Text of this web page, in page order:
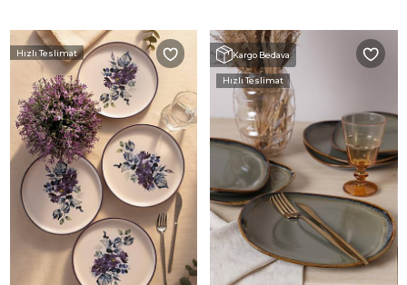
Hızlı Teslimat Kargo Bedava
Hızlı Teslimat